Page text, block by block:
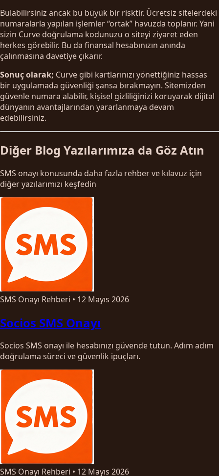
Bulabilirsiniz ancak bu büyük bir risktir. Ücretsiz sitelerdeki
numaralarla yapılan işlemler “ortak” havuzda toplanır. Yani
sizin Curve doğrulama kodunuzu o siteyi ziyaret eden
herkes görebilir. Bu da finansal hesabınızın anında
çalınmasına davetiye çıkarır.
Sonuç olarak; Curve gibi kartlarınızı yönettiğiniz hassas
bir uygulamada güvenliği şansa bırakmayın. Sitemizden
güvenle numara alabilir, kişisel gizliliğinizi koruyarak dijital
dünyanın avantajlarından yararlanmaya devam
edebilirsiniz.
Diğer Blog Yazılarımıza da Göz Atın
SMS onayı konusunda daha fazla rehber ve kılavuz için
diğer yazılarımızı keşfedin
SMS Onayı Rehberi • 12 Mayıs 2026
Socios SMS Onayı
Socios SMS onayı ile hesabınızı güvende tutun. Adım adım
doğrulama süreci ve güvenlik ipuçları.
SMS Onayı Rehberi • 12 Mayıs 2026